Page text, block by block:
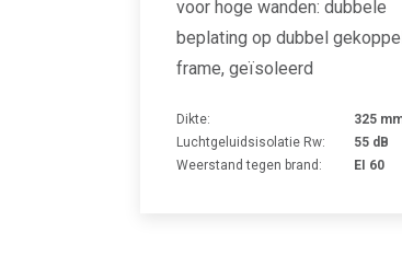
voor hoge wanden: dubbele
beplating op dubbel
frame, geïsoleerd
Dikte:
325
Luchtgeluidsisolatie Rw:
55 dB
Weerstand tegen brand:
EI 60